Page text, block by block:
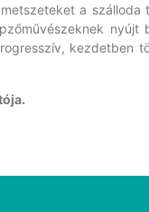
a szálloda
nyújt
kezdetben